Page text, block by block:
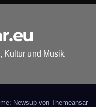
Kultur und Musik
Newsup von Themeansar